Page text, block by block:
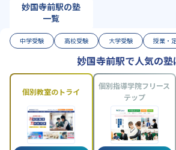
妙国寺前駅の塾
一覧
中学受験 高校受験 大学受験 授業・
妙国寺前駅で人気の塾
個別教室のトライ
個別指導学院フリース
テップ